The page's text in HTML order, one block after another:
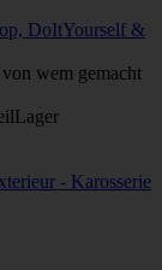
DoItYourself &
wem gemacht
- Karosserie